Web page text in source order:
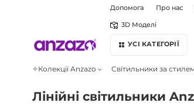
Допомога Про нас
3D Моделі
УСІ КАТЕГОРІЇ
✧Колекції Anzazo Світильники за
Лінійні світильники